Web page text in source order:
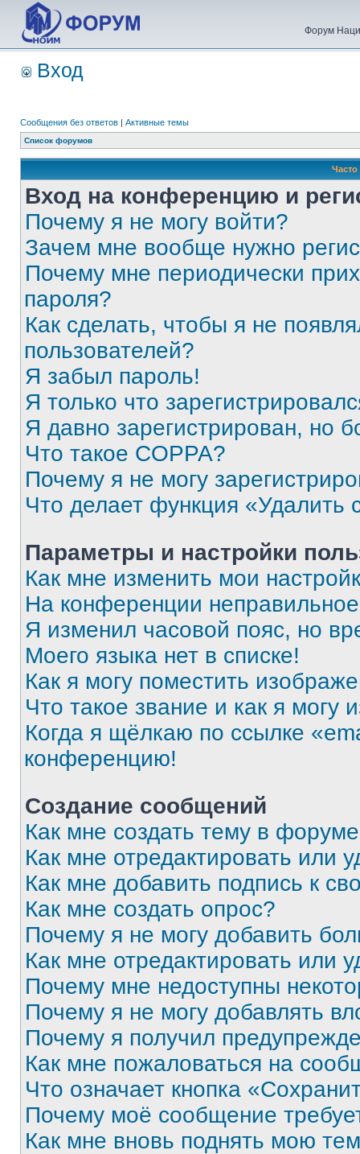
Форум
Вход
Сообщения без ответов | Активные темы
Список форумов
Вход на конференцию и
Почему я не могу войти?
Зачем мне вообще нужно
Почему мне периодически
пароля?
Как сделать, чтобы я не
пользователей?
Я забыл пароль!
Я только что
Я давно зарегистрирован, но
Что такое COPPA?
Почему я не могу
Что делает функция «Удалить
Параметры и настройки
Как мне изменить мои
На конференции
Я изменил часовой пояс, но
Моего языка нет в списке!
Как я могу поместить
Что такое звание и как я могу
Когда я щёлкаю по ссылке
конференцию!
Создание сообщений
Как мне создать тему в
Как мне отредактировать или
Как мне добавить подпись к
Как мне создать опрос?
Почему я не могу добавить
Как мне отредактировать или
Почему мне недоступны
Почему я не могу добавлять
Почему я получил
Как мне пожаловаться на
Что означает кнопка
Почему моё сообщение
Как мне вновь поднять мою